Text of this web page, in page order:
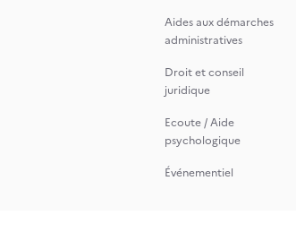
Aides aux démarches
administratives
Droit et conseil
juridique
Ecoute / Aide
psychologique
Événementiel